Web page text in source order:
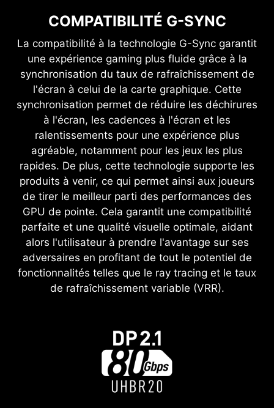
COMPATIBILITÉ G-SYNC
La compatibilité à la technologie G-Sync garantit
une expérience gaming plus fluide grâce à la
synchronisation du taux de rafraîchissement de
l'écran à celui de la carte graphique. Cette
synchronisation permet de réduire les déchirures
à l'écran, les cadences à l'écran et les
ralentissements pour une expérience plus
agréable, notamment pour les jeux les plus
rapides. De plus, cette technologie supporte les
produits à venir, ce qui permet ainsi aux joueurs
de tirer le meilleur parti des performances des
GPU de pointe. Cela garantit une compatibilité
parfaite et une qualité visuelle optimale, aidant
alors l'utilisateur à prendre l'avantage sur ses
adversaires en profitant de tout le potentiel de
fonctionnalités telles que le ray tracing et le taux
de rafraîchissement variable (VRR).